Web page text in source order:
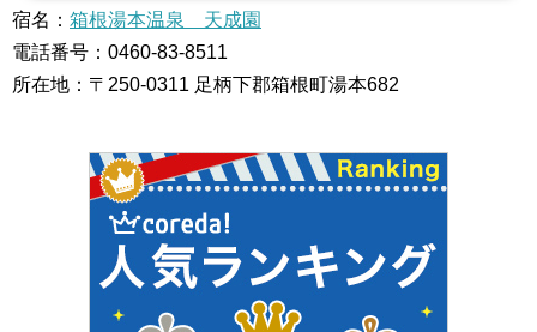
夜だったので庭園のことはあまりわからずでしたが、運よく部屋の目の前が庭園の玉簾
の瀧の目の前だったので風流なも...
宿名： 箱根湯本温泉 天成園
電話番号：0460-83-8511
所在地：〒250-0311 足柄下郡箱根町湯本682